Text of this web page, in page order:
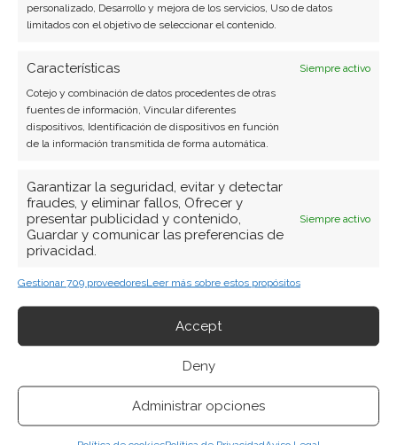
personalizado, Desarrollo y mejora de los servicios, Uso de datos
limitados con el objetivo de seleccionar el contenido.
Características
Siempre activo
Cotejo y combinación de datos procedentes de otras
fuentes de información, Vincular diferentes
dispositivos, Identificación de dispositivos en función
de la información transmitida de forma automática.
Garantizar la seguridad, evitar y detectar
fraudes, y eliminar fallos, Ofrecer y
presentar publicidad y contenido,
Guardar y comunicar las preferencias de
privacidad.
Siempre activo
Gestionar 709 proveedoresLeer más sobre estos propósitos
Accept
Deny
Administrar opciones